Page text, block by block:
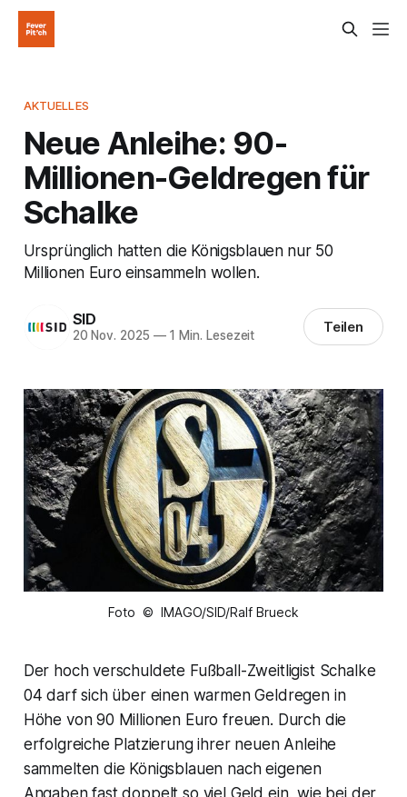
AKTUELLES
Neue Anleihe: 90-
Millionen-Geldregen für
Schalke
Ursprünglich hatten die Königsblauen nur 50
Millionen Euro einsammeln wollen.
SID
20 Nov. 2025 —1 Min. Lesezeit Teilen
Foto © IMAGO/SID/Ralf Brueck
Der hoch verschuldete Fußball-Zweitligist Schalke
04 darf sich über einen warmen Geldregen in
Höhe von 90 Millionen Euro freuen. Durch die
erfolgreiche Platzierung ihrer neuen Anleihe
sammelten die Königsblauen nach eigenen
Angaben fast doppelt so viel Geld ein, wie bei der